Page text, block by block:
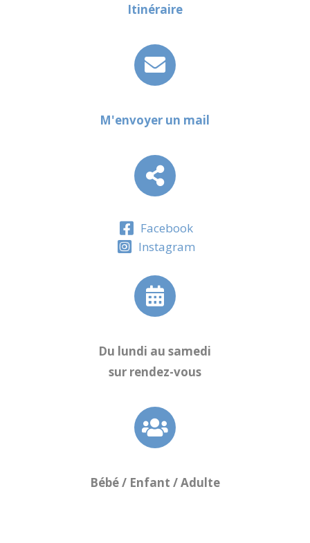
Itinéraire
M'envoyer un mail
Facebook
Instagram
Du lundi au samedi
sur rendez-vous
Bébé / Enfant / Adulte